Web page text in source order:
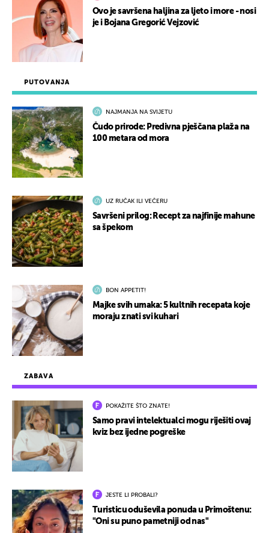
ZABAVA
POKAŽITE ŠTO ZNATE!
Samo pravi intelektualci mogu riješiti ovaj
kviz bez ijedne pogreške
JESTE LI PROBALI?
Turisticu oduševila ponuda u Primoštenu:
"Oni su puno pametniji od nas"
PUTOVANJA
NAJMANJA NA SVIJETU
Čudo prirode: Predivna pješčana plaža na
100 metara od mora
UZ RUČAK ILI VEČERU
Savršeni prilog: Recept za najfinije mahune
sa špekom
BON APPETIT!
Majke svih umaka: 5 kultnih recepata koje
moraju znati svi kuhari
Ovo je savršena haljina za ljeto i more - nosi
je i Bojana Gregorić Vejzović